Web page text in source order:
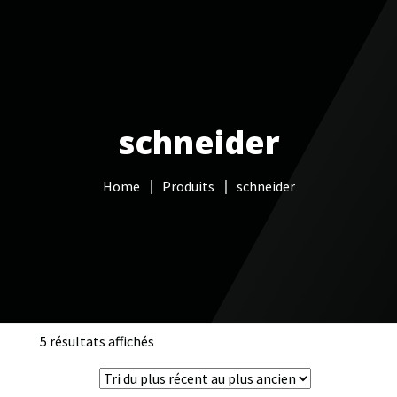
Câblage réseau
NAS
schneider
Home Produits schneider
5 résultats affichés
du